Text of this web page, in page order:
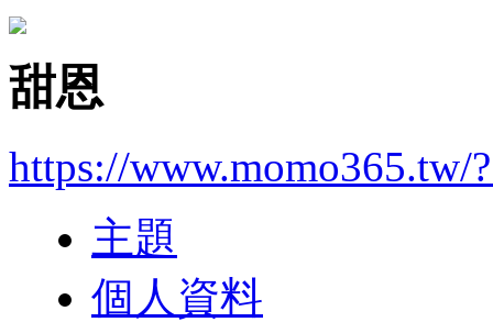
甜恩
https://www.momo365.tw/
主題
個人資料